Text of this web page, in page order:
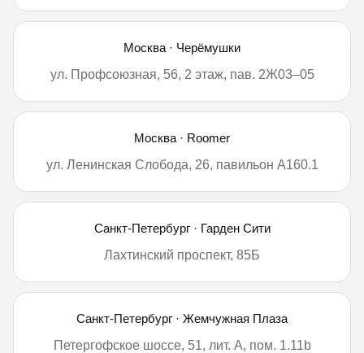
Москва · Черёмушки
ул. Профсоюзная, 56, 2 этаж, пав. 2Ж03–05
Москва · Roomer
ул. Ленинская Слобода, 26, павильон А160.1
Санкт-Петербург · Гарден Сити
Лахтинский проспект, 85Б
Санкт-Петербург · Жемчужная Плаза
Петергофское шоссе, 51, лит. А, пом. 1.11b